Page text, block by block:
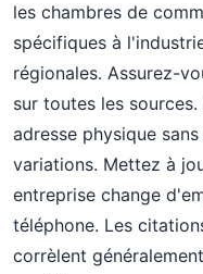
les chambres de
spécifiques à
régionales. Assurez-
sur toutes les
adresse physique
variations. Mettez à
entreprise change
téléphone. Les
corrèlent